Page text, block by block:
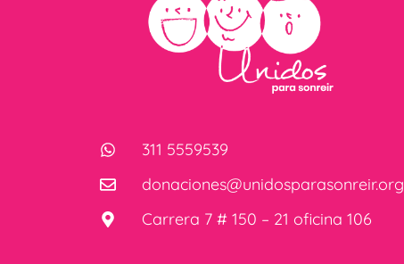
311 5559539
donaciones@unidosparasonreir.org
Carrera 7 # 150 – 21 oficina 106